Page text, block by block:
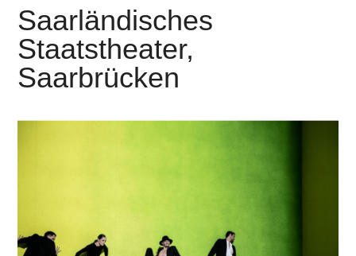
Saarländisches
Staatstheater,
Saarbrücken